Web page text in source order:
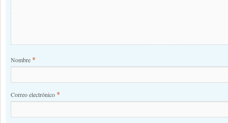
Nombre *
Correo electrónico *